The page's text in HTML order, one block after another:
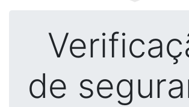
de